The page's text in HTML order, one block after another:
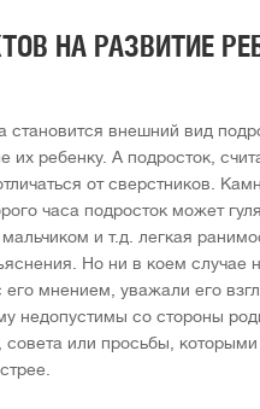
НА РАЗВИТИЕ
становится внешний вид
ребенку. А подросток,
от сверстников.
часа подросток может
и т.д. легкая
Но ни в коем случае
его мнением, уважали его
недопустимы со стороны
или просьбы,